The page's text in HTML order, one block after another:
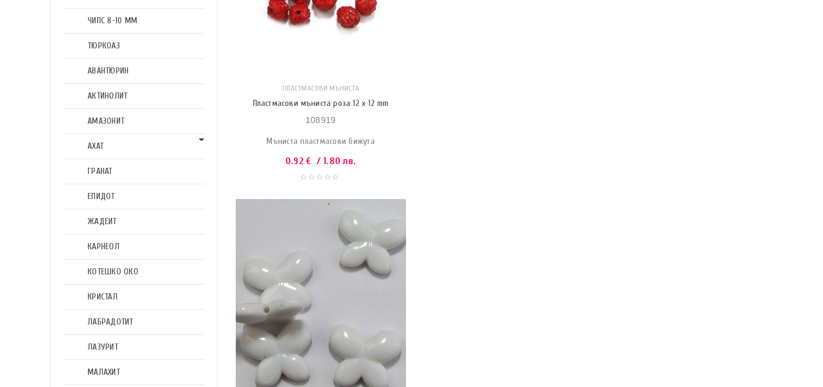
ЧИПС 8-10 ММ
ТЮРКОАЗ
АВАНТЮРИН
АКТИНОЛИТ
АМАЗОНИТ
АХАТ
ГРАНАТ
ЕПИДОТ
ЖАДЕИТ
КАРНЕОЛ
КОТЕШКО ОКО
КРИСТАЛ
ЛАБРАДОТИТ
ЛАЗУРИТ
МАЛАХИТ
ПЛАСТМАСОВИ МЪНИСТА
Пластмасови мъниста роза 12 x 12 mm
108919
Мъниста пластмасови бижута
0.92€ / 1.80 лв.